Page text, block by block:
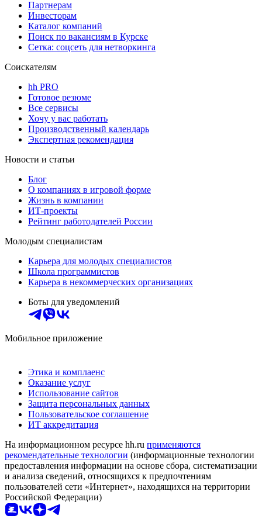
Партнерам
Инвесторам
Каталог компаний
Поиск по вакансиям в Курске
Сетка: соцсеть для нетворкинга
Соискателям
hh PRO
Готовое резюме
Все сервисы
Хочу у вас работать
Производственный календарь
Экспертная рекомендация
Новости и статьи
Блог
О компаниях в игровой форме
Жизнь в компании
ИТ-проекты
Рейтинг работодателей России
Молодым специалистам
Карьера для молодых специалистов
Школа программистов
Карьера в некоммерческих организациях
Боты для уведомлений
Мобильное приложение
Этика и комплаенс
Оказание услуг
Использование сайтов
Защита персональных данных
Пользовательское соглашение
ИТ аккредитация
На информационном ресурсе hh.ru применяются
рекомендательные технологии (информационные технологии
предоставления информации на основе сбора, систематизации
и анализа сведений, относящихся к предпочтениям
пользователей сети «Интернет», находящихся на территории
Российской Федерации)